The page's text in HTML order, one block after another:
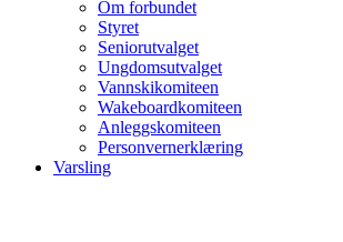
Om forbundet
Styret
Seniorutvalget
Ungdomsutvalget
Vannskikomiteen
Wakeboardkomiteen
Anleggskomiteen
Personvernerklæring
Varsling